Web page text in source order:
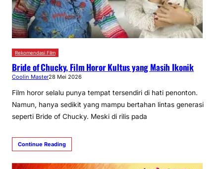
Rekomendasi Film
Bride of Chucky, Film Horor Kultus yang Masih Ikonik
Coolin Master28 Mei 2026
Film horor selalu punya tempat tersendiri di hati penonton.
Namun, hanya sedikit yang mampu bertahan lintas generasi
seperti Bride of Chucky. Meski di rilis pada
Continue Reading